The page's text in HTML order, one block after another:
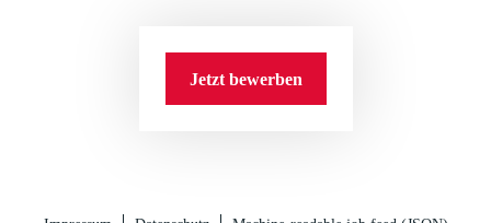
Jetzt bewerben